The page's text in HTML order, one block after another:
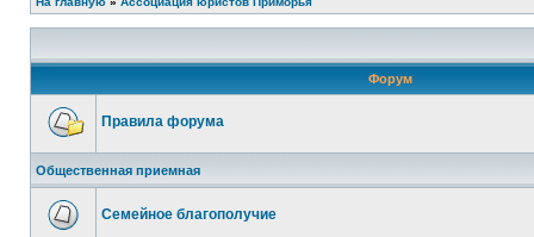
Форум
непрочитанных
сообщений
Правила форума
Общественная приемная
Семейное благополучие